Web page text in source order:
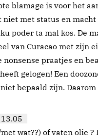
blamage is voor het
met status en macht
poder ta mal kos. De
van Curacao met zijn
nonsense praatjes en
gelogen! Een
bepaald zijn.
wat??) of vaten olie